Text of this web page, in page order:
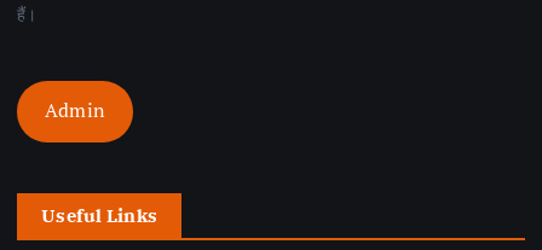
हैं।
Admin
Useful Links